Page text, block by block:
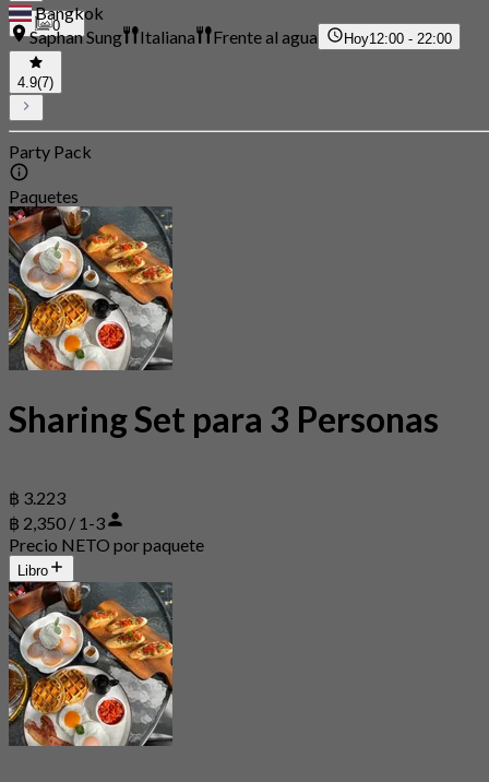
0
Bangkok
Saphan Sung
Italiana Frente al agua Hoy12:00 - 22:00
4.9(7)
Party Pack
Paquetes
Sharing Set para 3 Personas
฿ 3.223
฿ 2,350 / 1-3
Precio NETO por paquete
Libro